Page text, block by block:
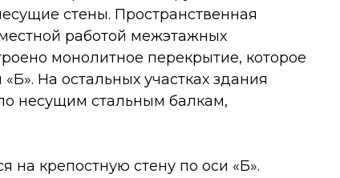
стены. Пространственная
работой межэтажных
монолитное перекрытие, которое
На остальных участках здания
несущим стальным балкам,
на крепостную стену по оси «Б».